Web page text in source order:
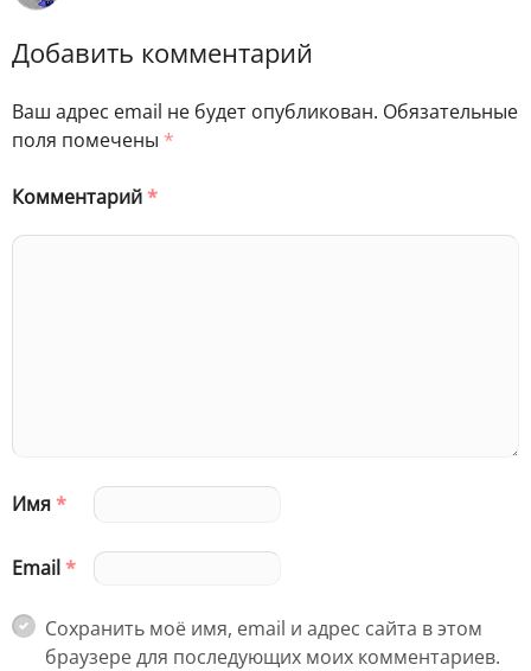
Добавить комментарий
Ваш адрес email не будет опубликован. Обязательные
поля помечены *
Комментарий*
Имя*
Email*
Сохранить моё имя, email и адрес сайта в этом
браузере для последующих моих комментариев.